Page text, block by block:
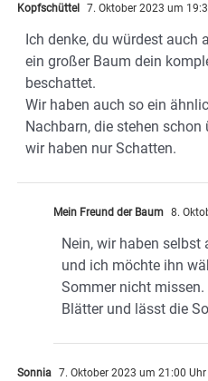
Kopfschüttel 7. Oktober 2023 um
Ich denke, du würdest auch
ein großer Baum dein
beschattet.
Wir haben auch so ein
Nachbarn, die stehen
wir haben nur Schatten.
Mein Freund der Baum 8.
Nein, wir haben
und ich möchte ihn
Sommer nicht
Blätter und lässt die
Sonnia 7. Oktober 2023 um 21:00 Uhr